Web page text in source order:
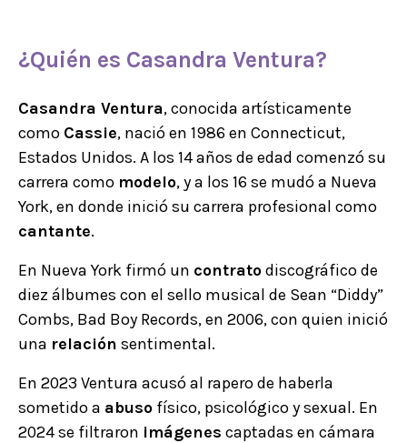
¿Quién es Casandra Ventura?
Casandra Ventura, conocida artísticamente
como Cassie, nació en 1986 en Connecticut,
Estados Unidos. A los 14 años de edad comenzó su
carrera como modelo, y a los 16 se mudó a Nueva
York, en donde inició su carrera profesional como
cantante.
En Nueva York firmó un contratodiscográfico de
diez álbumes con el sello musical de Sean “Diddy”
Combs, Bad Boy Records, en 2006, con quien inició
una relación sentimental.
En 2023 Ventura acusó al rapero de haberla
sometido a abuso físico, psicológico y sexual. En
2024 se filtraron imágenes captadas en cámara